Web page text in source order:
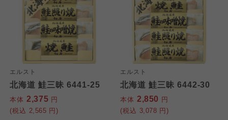
エルスト
北海道 鮭三昧 6441-25
本体 2,375 円
(税込 2,565 円)
エルスト
北海道 鮭三昧 6442-30
本体 2,850 円
(税込 3,078 円)